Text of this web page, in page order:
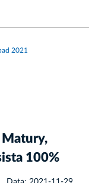
2021
100%